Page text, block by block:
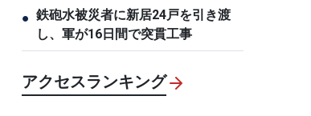
● 鉄砲水被災者に新居24戸を引き渡
し、軍が16日間で突貫工事
アクセスランキング